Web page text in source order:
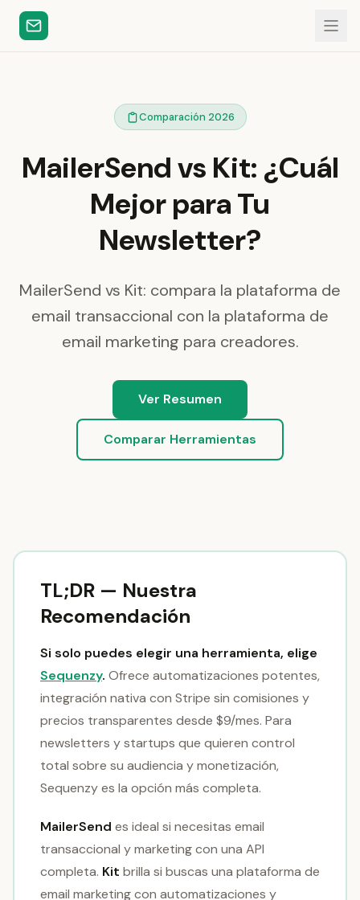
Comparación 2026
MailerSend vs Kit: ¿Cuál
Mejor para Tu
Newsletter?
MailerSend vs Kit: compara la plataforma de
email transaccional con la plataforma de
email marketing para creadores.
Ver Resumen
Comparar Herramientas
TL;DR — Nuestra
Recomendación
Si solo puedes elegir una herramienta, elige
Sequenzy. Ofrece automatizaciones potentes,
integración nativa con Stripe sin comisiones y
precios transparentes desde $9/mes. Para
newsletters y startups que quieren control
total sobre su audiencia y monetización,
Sequenzy es la opción más completa.
MailerSend es ideal si necesitas email
transaccional y marketing con una API
completa. Kit brilla si buscas una plataforma de
email marketing con automatizaciones y